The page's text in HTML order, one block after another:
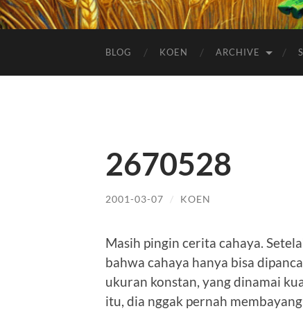
BLOG KOEN ARCHIVE
2670528
2001-03-07 / KOEN
Masih pingin cerita cahaya.
bahwa cahaya hanya bisa
ukuran konstan, yang dinamai
itu, dia nggak pernah